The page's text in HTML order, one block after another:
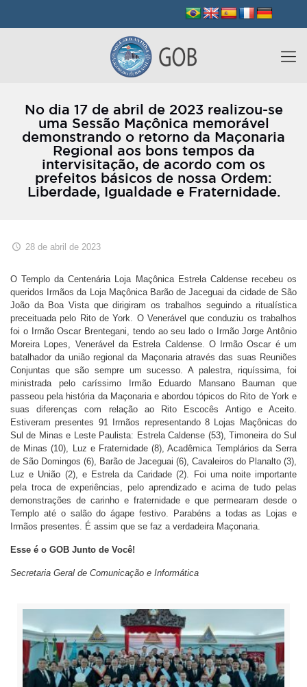
No dia 17 de abril de 2023 realizou-se
uma Sessão Maçônica memorável
demonstrando o retorno da Maçonaria
Regional aos bons tempos da
intervisitação, de acordo com os
prefeitos básicos de nossa Ordem:
Liberdade, Igualdade e Fraternidade.
28 de abril de 2023
O Templo da Centenária Loja Maçônica Estrela Caldense recebeu os
queridos Irmãos da Loja Maçônica Barão de Jaceguai da cidade de São
João da Boa Vista que dirigiram os trabalhos seguindo a ritualística
preceituada pelo Rito de York. O Venerável que conduziu os trabalhos
foi o Irmão Oscar Brentegani, tendo ao seu lado o Irmão Jorge Antônio
Moreira Lopes, Venerável da Estrela Caldense. O Irmão Oscar é um
batalhador da união regional da Maçonaria através das suas Reuniões
Conjuntas que são sempre um sucesso. A palestra, riquíssima, foi
ministrada pelo caríssimo Irmão Eduardo Mansano Bauman que
passeou pela história da Maçonaria e abordou tópicos do Rito de York e
suas diferenças com relação ao Rito Escocês Antigo e Aceito.
Estiveram presentes 91 Irmãos representando 8 Lojas Maçônicas do
Sul de Minas e Leste Paulista: Estrela Caldense (53), Timoneira do Sul
de Minas (10), Luz e Fraternidade (8), Acadêmica Templários da Serra
de São Domingos (6), Barão de Jaceguai (6), Cavaleiros do Planalto (3),
Luz e União (2), e Estrela da Caridade (2). Foi uma noite importante
pela troca de experiências, pelo aprendizado e acima de tudo pelas
demonstrações de carinho e fraternidade e que permearam desde o
Templo até o salão do ágape festivo. Parabéns a todas as Lojas e
Irmãos presentes. É assim que se faz a verdadeira Maçonaria.
Esse é o GOB Junto de Você!
Secretaria Geral de Comunicação e Informática